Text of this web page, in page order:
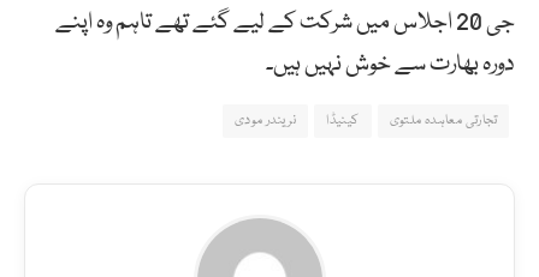
جی 20 اجلاس میں شرکت کے لیے گئے تھے تاہم وہ اپنے
دورہ بھارت سے خوش نہیں ہیں۔
تجارتی معاہدہ ملتوی کینیڈا نریندر مودی